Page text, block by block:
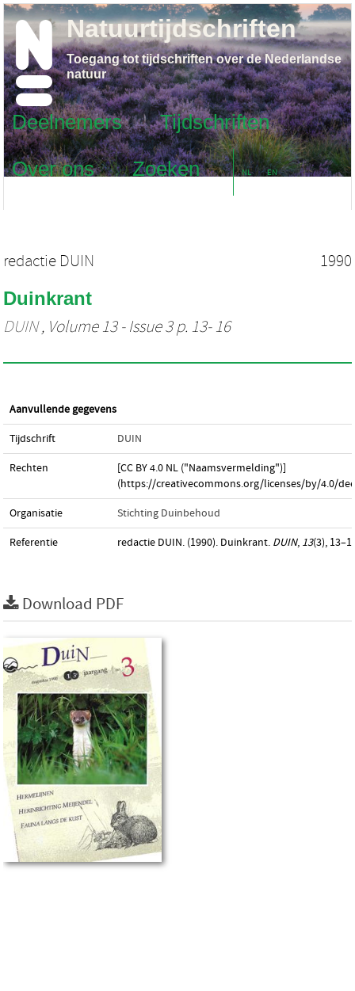
Deelnemers
Tijdschriften
Over ons
Zoeken NL EN
Natuurtijdschriften
Toegang tot tijdschriften over de Nederlandse
natuur
redactie DUIN 1990
Duinkrant
DUIN, Volume 13 - Issue 3 p. 13- 16
Aanvullende gegevens
Tijdschrift DUIN
Rechten
[CC BY 4.0 NL ("Naamsvermelding")]
(https://creativecommons.org/licenses/by/4.0/
Organisatie Stichting Duinbehoud
Referentie redactie DUIN. (1990). Duinkrant. DUIN, 13(3),
Download PDF